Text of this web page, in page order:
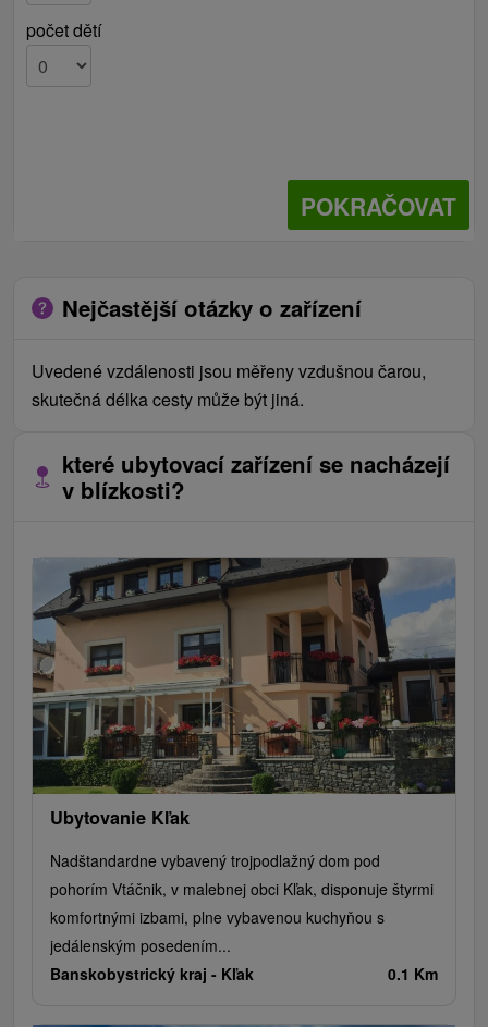
počet dětí
POKRAČOVAT
Nejčastější otázky o zařízení
Uvedené vzdálenosti jsou měřeny vzdušnou čarou,
skutečná délka cesty může být jiná.
které ubytovací zařízení se nacházejí
v blízkosti?
Ubytovanie Kľak
Nadštandardne vybavený trojpodlažný dom pod
pohorím Vtáčnik, v malebnej obci Kľak, disponuje štyrmi
komfortnými izbami, plne vybavenou kuchyňou s
jedálenským posedením...
Banskobystrický kraj - Kľak 0.1 Km